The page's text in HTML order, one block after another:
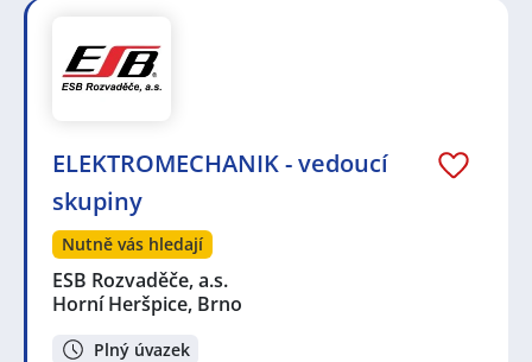
ELEKTROMECHANIK - vedoucí
skupiny
Nutně vás hledají
ESB Rozvaděče, a.s.
Horní Heršpice, Brno
Plný úvazek